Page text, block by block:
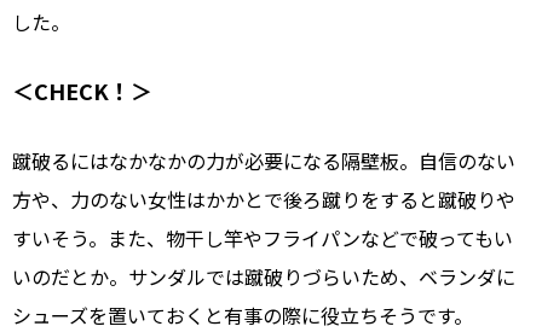
した。
＜CHECK！＞
蹴破るにはなかなかの力が必要になる隔壁板。自信のない
方や、力のない女性はかかとで後ろ蹴りをすると蹴破りや
すいそう。また、物干し竿やフライパンなどで破ってもい
いのだとか。サンダルでは蹴破りづらいため、ベランダに
シューズを置いておくと有事の際に役立ちそうです。